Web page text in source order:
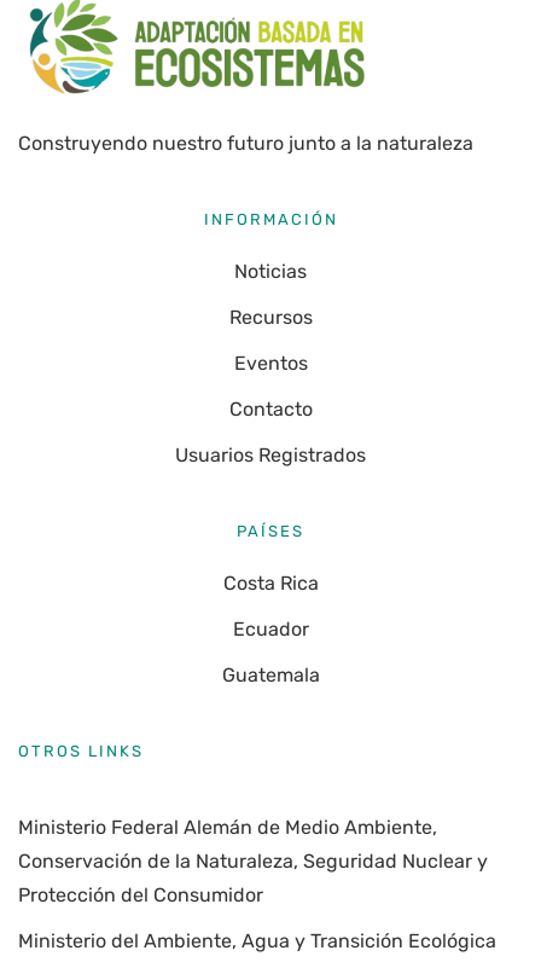
Construyendo nuestro futuro junto a la naturaleza
INFORMACIÓN
Noticias
Recursos
Eventos
Contacto
Usuarios Registrados
PAÍSES
Costa Rica
Ecuador
Guatemala
OTROS LINKS
Ministerio Federal Alemán de Medio Ambiente,
Conservación de la Naturaleza, Seguridad Nuclear y
Protección del Consumidor
Ministerio del Ambiente, Agua y Transición Ecológica